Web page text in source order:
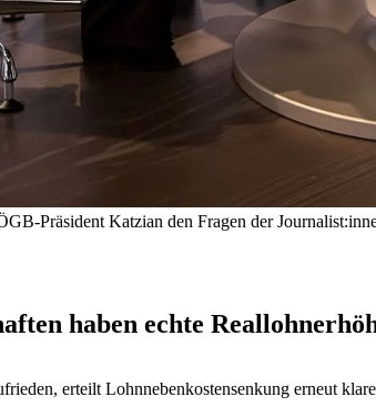
Präsident Katzian den Fragen der
haben echte
erteilt Lohnnebenkostensenkung erneut